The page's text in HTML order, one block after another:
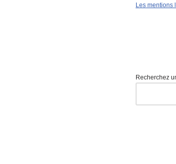
Les mentions
Recherchez